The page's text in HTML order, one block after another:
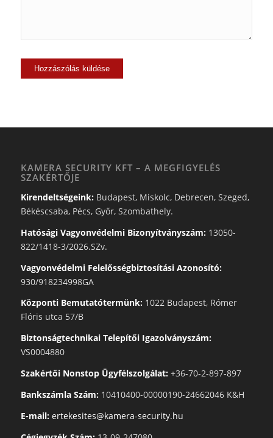
KAMERA SECURITY KFT – A MEGFIGYELÉS
SZAKÉRTŐJE
Kirendeltségeink:Budapest, Miskolc, Debrecen, Szeged,
Békéscsaba, Pécs, Győr, Szombathely.
Hatósági Vagyonvédelmi Bizonyítványszám:13050-
822/1418-3/2026.SZv.
Vagyonvédelmi Felelősségbiztosítási Azonosító:
930/918234998GA
Központi Bemutatótermünk:1022 Budapest, Rómer
Flóris utca 57/B
Biztonságtechnikai Telepítői Igazolványszám:
VS0004880
Szakértői Nonstop Ügyfélszolgálat:+36-70-2-897-897
Bankszámla Szám:10410400-00000190-24662046 K&H
E-mail: ertekesites@kamera-security.hu